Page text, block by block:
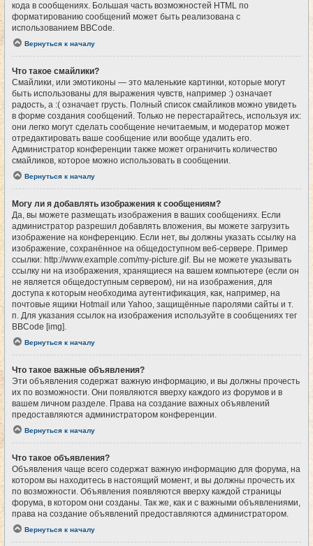
кода в сообщениях. Большая часть возможностей HTML по
форматированию сообщений может быть реализована с
использованием BBCode.
Вернуться к началу
Что такое смайлики?
Смайлики, или эмотиконы — это маленькие картинки, которые могут
быть использованы для выражения чувств, например :) означает
радость, а :( означает грусть. Полный список смайликов можно увидеть
в форме создания сообщений. Только не перестарайтесь, используя их:
они легко могут сделать сообщение нечитаемым, и модератор может
отредактировать ваше сообщение или вообще удалить его.
Администратор конференции также может ограничить количество
смайликов, которое можно использовать в сообщении.
Вернуться к началу
Могу ли я добавлять изображения к сообщениям?
Да, вы можете размещать изображения в ваших сообщениях. Если
администратор разрешил добавлять вложения, вы можете загрузить
изображение на конференцию. Если нет, вы должны указать ссылку на
изображение, сохранённое на общедоступном веб-сервере. Пример
ссылки: http://www.example.com/my-picture.gif. Вы не можете указывать
ссылку ни на изображения, хранящиеся на вашем компьютере (если он
не является общедоступным сервером), ни на изображения, для
доступа к которым необходима аутентификация, как, например, на
почтовые ящики Hotmail или Yahoo, защищённые паролями сайты и т.
п. Для указания ссылок на изображения используйте в сообщениях тег
BBCode [img].
Вернуться к началу
Что такое важные объявления?
Эти объявления содержат важную информацию, и вы должны прочесть
их по возможности. Они появляются вверху каждого из форумов и в
вашем личном разделе. Права на создание важных объявлений
предоставляются администратором конференции.
Вернуться к началу
Что такое объявления?
Объявления чаще всего содержат важную информацию для форума, на
котором вы находитесь в настоящий момент, и вы должны прочесть их
по возможности. Объявления появляются вверху каждой страницы
форума, в котором они созданы. Так же, как и с важными объявлениями,
права на создание объявлений предоставляются администратором.
Вернуться к началу